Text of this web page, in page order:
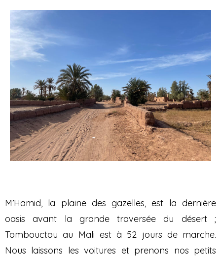
M’Hamid, la plaine des gazelles, est la dernière
oasis avant la grande traversée du désert ;
Tombouctou au Mali est à 52 jours de marche.
Nous laissons les voitures et prenons nos petits